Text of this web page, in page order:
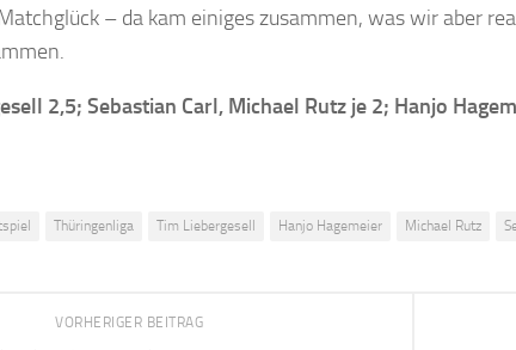
– da kam einiges zusammen, was wir aber
2,5; Sebastian Carl, Michael Rutz je 2; Hanjo
Thüringenliga Tim Liebergesell Hanjo Hagemeier Michael Rutz
VORHERIGER BEITRAG